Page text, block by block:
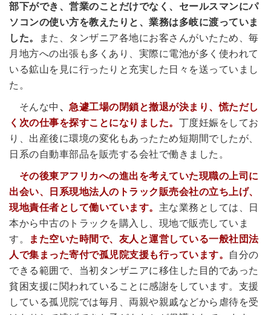
部下ができ、営業のことだけでなく、セールスマンにパ
ソコンの使い方を教えたりと、業務は多岐に渡っていま
した。
また、タンザニア各地にお客さんがいたため、毎
月地方への出張も多くあり、実際に電池が多く使われて
いる鉱山を見に行ったりと充実した日々を送っていまし
た。
そんな中 、 急遽工場の閉鎖と撤退が決まり、慌ただし
く次の仕事を探すことになりました。 丁度妊娠をしてお
り、出産後に環境の変化もあったため短期間でしたが、
日系の自動車部品を販売する会社で働きました。
その後東アフリカへの進出を考えていた現職の上司に
出会い、日系現地法人のトラック販売会社の立ち上げ、
現地責任者として働いています。 主な業務としては、日
本から中古のトラックを購入し、現地で販売していま
す。
また空いた時間で、友人と運営している一般社団法
人で集まった寄付で孤児院支援も行っています。
自分の
できる範囲で、当初タンザニアに移住した目的であった
貧困支援に関われていることに感謝をしています。 支援
している孤児院では毎月、両親や親戚などから虐待を受